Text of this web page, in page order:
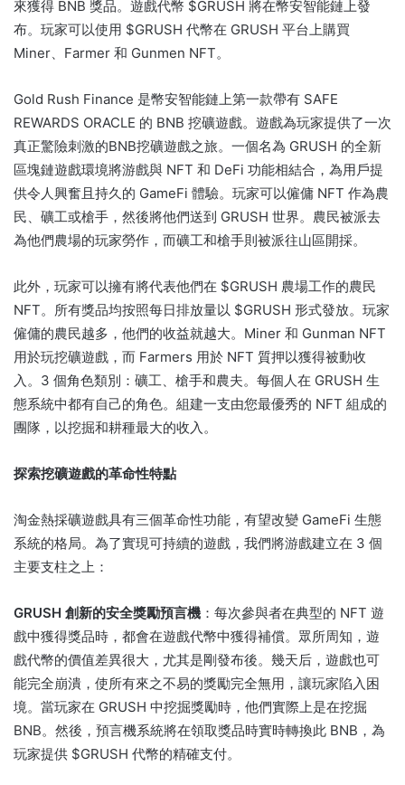
來獲得 BNB 獎品。 遊戲代幣 $GRUSH 將在幣安智能鏈上發
布。 玩家可以使用 $GRUSH 代幣在 GRUSH 平台上購買
Miner、Farmer 和 Gunmen NFT。
Gold Rush Finance 是幣安智能鏈上第一款帶有 SAFE
REWARDS ORACLE 的 BNB 挖礦遊戲。 遊戲為玩家提供了一次
真正驚險刺激的BNB挖礦遊戲之旅。 一個名為 GRUSH 的全新
區塊鏈遊戲環境將游戲與 NFT 和 DeFi 功能相結合，為用戶提
供令人興奮且持久的 GameFi 體驗。 玩家可以僱傭 NFT 作為農
民、礦工或槍手，然後將他們送到 GRUSH 世界。 農民被派去
為他們農場的玩家勞作，而礦工和槍手則被派往山區開採。
此外，玩家可以擁有將代表他們在 $GRUSH 農場工作的農民
NFT。 所有獎品均按照每日排放量以 $GRUSH 形式發放。 玩家
僱傭的農民越多，他們的收益就越大。 Miner 和 Gunman NFT
用於玩挖礦遊戲，而 Farmers 用於 NFT 質押以獲得被動收
入。 3 個角色類別：礦工、槍手和農夫。 每個人在 GRUSH 生
態系統中都有自己的角色。 組建一支由您最優秀的 NFT 組成的
團隊，以挖掘和耕種最大的收入。
探索挖礦遊戲的革命性特點
淘金熱採礦遊戲具有三個革命性功能，有望改變 GameFi 生態
系統的格局。 為了實現可持續的遊戲，我們將游戲建立在 3 個
主要支柱之上：
GRUSH 創新的安全獎勵預言機 ：每次參與者在典型的 NFT 遊
戲中獲得獎品時，都會在遊戲代幣中獲得補償。 眾所周知，遊
戲代幣的價值差異很大，尤其是剛發布後。 幾天后，遊戲也可
能完全崩潰，使所有來之不易的獎勵完全無用，讓玩家陷入困
境。 當玩家在 GRUSH 中挖掘獎勵時，他們實際上是在挖掘
BNB。 然後，預言機系統將在領取獎品時實時轉換此 BNB，為
玩家提供 $GRUSH 代幣的精確支付。